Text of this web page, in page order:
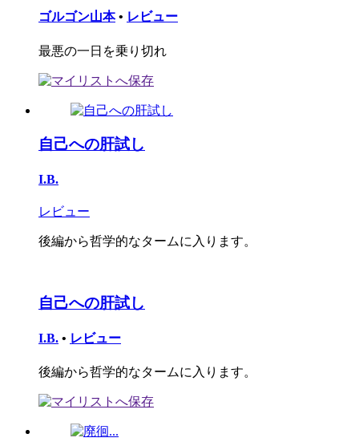
ゴルゴン山本 • レビュー
最悪の一日を乗り切れ
自己への肝試し
I.B.
レビュー
後編から哲学的なタームに入ります。
自己への肝試し
I.B. • レビュー
後編から哲学的なタームに入ります。